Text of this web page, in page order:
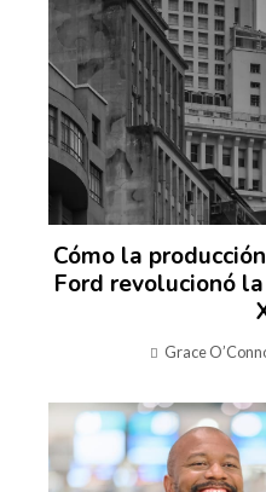
Cómo la
Ford revolucionó
Grace